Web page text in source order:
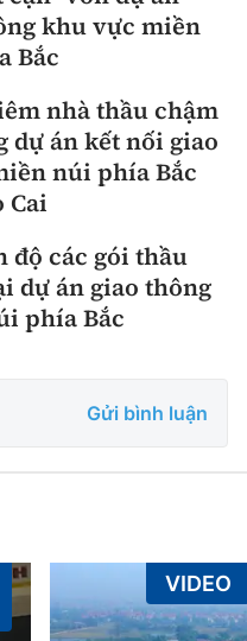
khu vực miền
Bắc
nhà thầu chậm
dự án kết nối giao
núi phía Bắc
Cai
độ các gói thầu
dự án giao thông
phía Bắc
Gửi bình luận
VIDEO